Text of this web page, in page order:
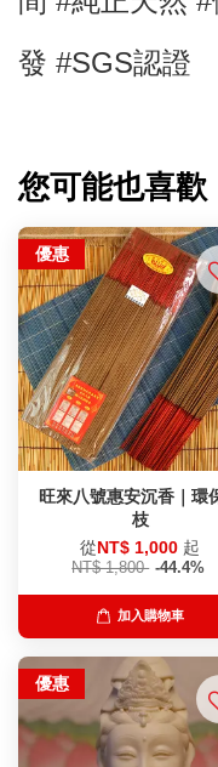
發 #SGS認證
您可能也喜歡
優惠
旺來八號惠安沉香｜環
枝
從NT$ 1,000 起
NT$ 1,800 -44.4%
加入購物車
優惠